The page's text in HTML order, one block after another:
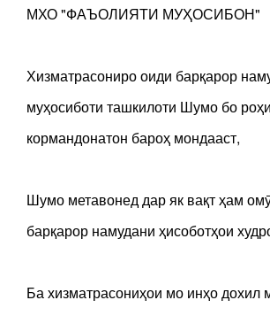
МХО "ФАЪОЛИЯТИ МУҲОСИБОН"
Хизматрасониро оиди барқарор
муҳосиботи ташкилоти Шумо бо
кормандонатон бароҳ мондааст,
Шумо метавонед дар як вақт ҳам
барқарор намудани ҳисоботҳои
Ба хизматрасониҳои мо инҳо дохил